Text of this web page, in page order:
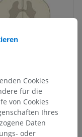
Cookies
für die
von Cookies
Ihres
Daten
oder